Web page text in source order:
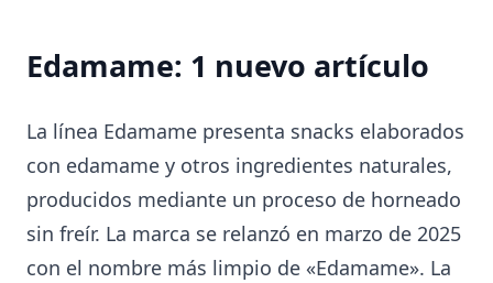
Edamame: 1 nuevo artículo
La línea Edamame presenta snacks elaborados
con edamame y otros ingredientes naturales,
producidos mediante un proceso de horneado
sin freír. La marca se relanzó en marzo de 2025
con el nombre más limpio de «Edamame». La